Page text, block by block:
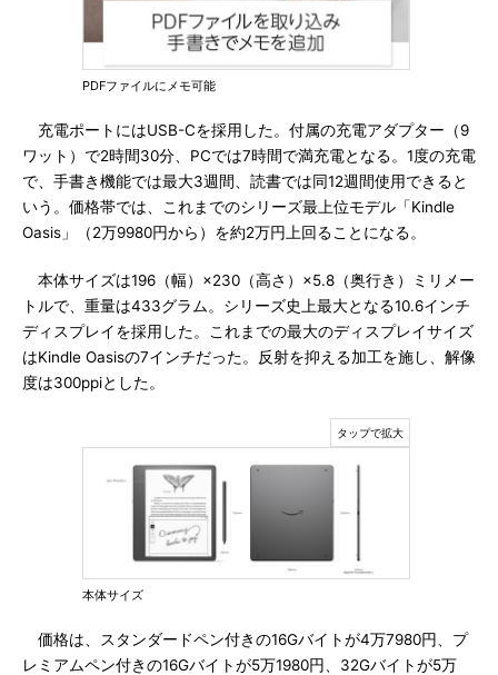
PDFファイルにメモ可能
充電ポートにはUSB-Cを採用した。付属の充電アダプター（9
ワット）で2時間30分、PCでは7時間で満充電となる。1度の充電
で、手書き機能では最大3週間、読書では同12週間使用できると
いう。価格帯では、これまでのシリーズ最上位モデル「Kindle
Oasis」（2万9980円から）を約2万円上回ることになる。
本体サイズは196（幅）×230（高さ）×5.8（奥行き）ミリメー
トルで、重量は433グラム。シリーズ史上最大となる10.6インチ
ディスプレイを採用した。これまでの最大のディスプレイサイズ
はKindle Oasisの7インチだった。反射を抑える加工を施し、解像
度は300ppiとした。
本体サイズ
価格は、スタンダードペン付きの16Gバイトが4万7980円、プ
レミアムペン付きの16Gバイトが5万1980円、32Gバイトが5万